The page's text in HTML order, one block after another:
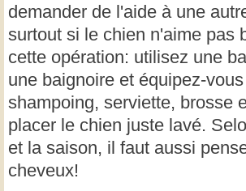
demander de l'aide à une
surtout si le chien n'aime pas
cette opération: utilisez une
une baignoire et équipez-
shampoing, serviette, brosse
placer le chien juste lavé.
et la saison, il faut aussi
cheveux!